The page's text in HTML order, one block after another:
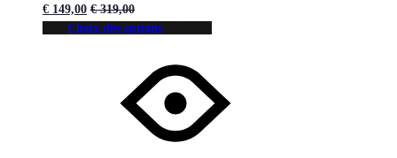
€ 149,00 €319,00
Choix des options